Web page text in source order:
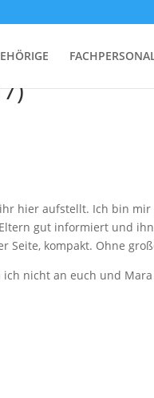
hier aufstellt. Ich bin
gut informiert und
Seite, kompakt. Ohne
nicht an euch und